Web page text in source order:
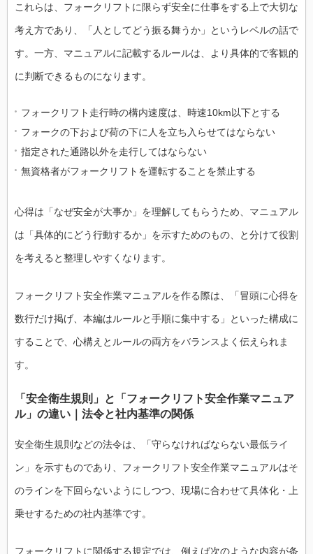
これらは、フォークリフトに限らず安全に仕事をする上で大切な
考え方であり、「人としてどう振る舞うか」というレベルの話で
す。一方、マニュアルに記載するルールは、より具体的で客観的
に判断できるものになります。
フォークリフト走行時の構内速度は、時速10km以下とする
フォークの下および荷の下に人を立ち入らせてはならない
指定された通路以外を走行してはならない
無資格者がフォークリフトを運転することを禁止する
心得は「なぜ安全が大事か」を理解してもらうため、マニュアル
は「具体的にどう行動するか」を示すためのもの、と分けて役割
を考えると整理しやすくなります。
フォークリフト安全作業マニュアルを作る際は、「冒頭に心得を
数行だけ掲げ、本編はルールと手順に集中する」といった構成に
することで、心構えとルールの両方をバランスよく伝えられま
す。
「安全衛生規則」と「フォークリフト安全作業マニュア
ル」の違い｜法令と社内基準の関係
安全衛生規則などの法令は、「守らなければならない最低ライ
ン」を示すものであり、フォークリフト安全作業マニュアルはそ
のラインを下回らないようにしつつ、現場に合わせて具体化・上
乗せするための社内基準です。
フォークリフトに関係する規定では、例えば次のような内容が条